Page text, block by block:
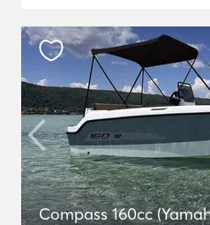
Compass 160cc